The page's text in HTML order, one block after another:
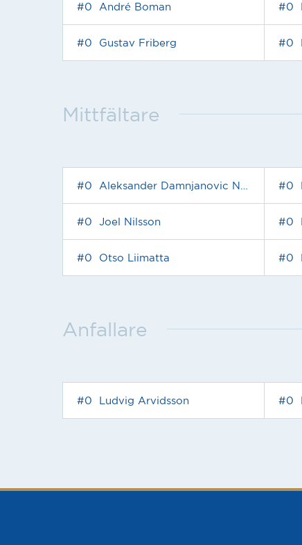
#0 André Boman #0
#0 Gustav Friberg #0
Mittfältare
#0 Aleksander Damnjanovic Nilsson #0
#0 Joel Nilsson #0
#0 Otso Liimatta #0
Anfallare
#0 Ludvig Arvidsson #0